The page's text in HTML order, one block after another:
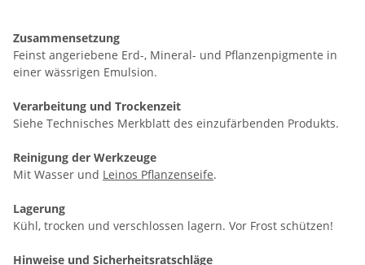
Zusammensetzung
Feinst angeriebene Erd-, Mineral- und Pflanzenpigmente in
einer wässrigen Emulsion.
Verarbeitung und Trockenzeit
Siehe Technisches Merkblatt des einzufärbenden Produkts.
Reinigung der Werkzeuge
Mit Wasser und Leinos Pflanzenseife.
Lagerung
Kühl, trocken und verschlossen lagern. Vor Frost schützen!
Hinweise und Sicherheitsratschläge